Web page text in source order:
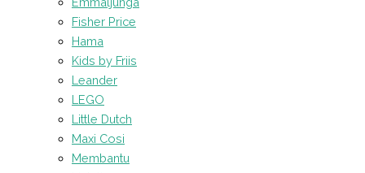
Fisher Price
Hama
Kids by Friis
Leander
LEGO
Little Dutch
Maxi Cosi
Membantu